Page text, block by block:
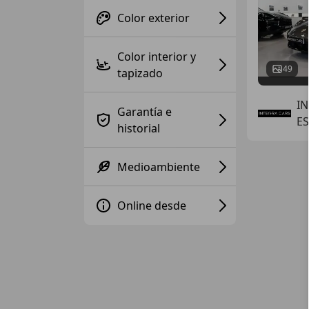
Color exterior
Color interior y
tapizado
Garantía e
historial
Medioambiente
Online desde
49